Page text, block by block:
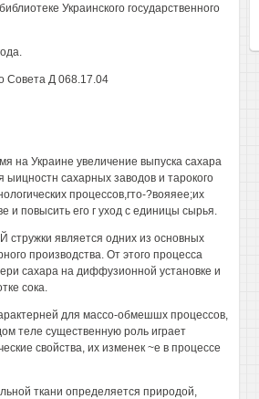
Украинского государственного
Совета Д 068.17.04
на Украине увеличение выпуска сахара
сахарных заводов и тарокого
процессов,гто-?вояяее;их
и повысить его г уход с единицы сырья.
стружки является одних из основных
производства. От этого процесса
сахара на диффузионной установке и
сока.
для массо-обмешшх процессов,
теле существенную роль играет
свойства, их изменек ~е в процессе
ткани определяется природой,